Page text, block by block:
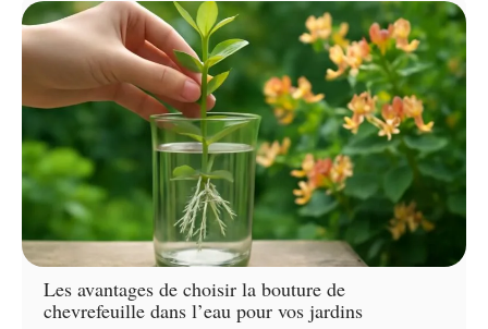
Les avantages de choisir la bouture de
chevrefeuille dans l’eau pour vos jardins